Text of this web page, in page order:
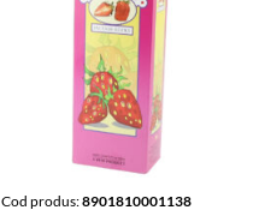
Cod produs:8901810001138